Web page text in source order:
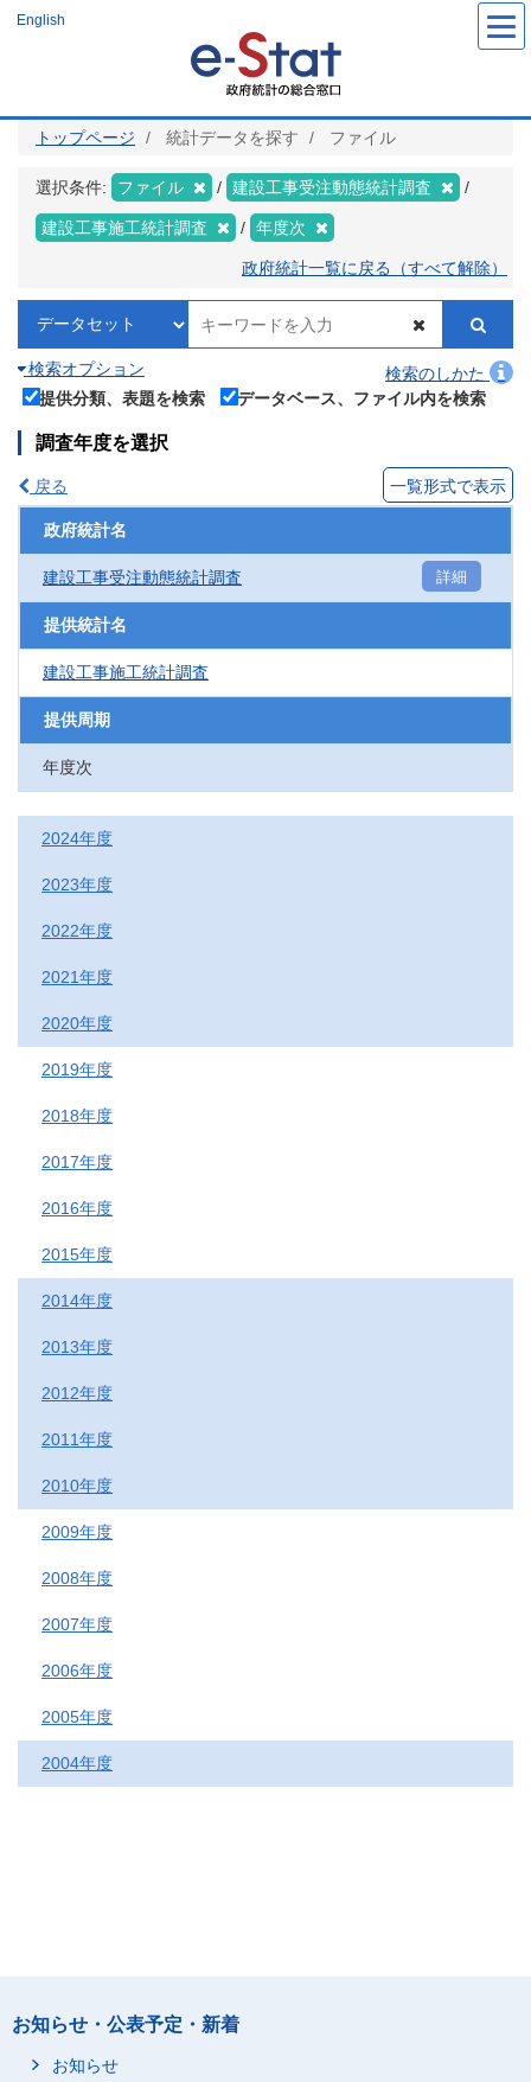
ツ
English
トップページ 統計データを探す ファイル
選択条件: ファイル 建設工事受注動態統計調査
建設工事施工統計調査 年度次
政府統計一覧に戻る（すべて解除）
検索オプション
検索のしかた
提供分類、表題を検索
データベース、ファイル内を検索
調査年度を選択
戻る 一覧形式で表示
政府統計名
建設工事受注動態統計調査 詳細
提供統計名
建設工事施工統計調査
提供周期
年度次
2024年度
2023年度
2022年度
2021年度
2020年度
2019年度
2018年度
2017年度
2016年度
2015年度
2014年度
2013年度
2012年度
2011年度
2010年度
2009年度
2008年度
2007年度
2006年度
2005年度
2004年度
お知らせ・公表予定・新着
お知らせ